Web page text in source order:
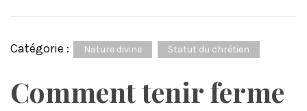
Catégorie : Nature divine Statut du chrétien
Comment tenir ferme